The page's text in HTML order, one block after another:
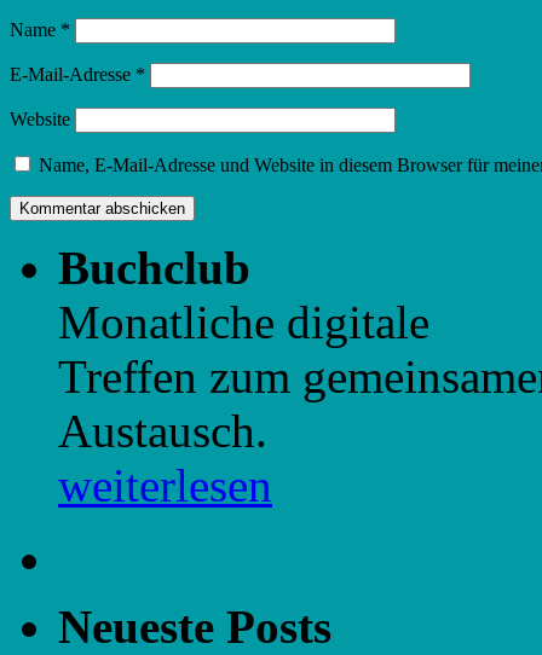
Name *
E-Mail-Adresse *
Website
Name, E-Mail-Adresse und Website in diesem Browser für
Buchclub
Monatliche digitale
Treffen zum
Austausch.
weiterlesen
Neueste Posts